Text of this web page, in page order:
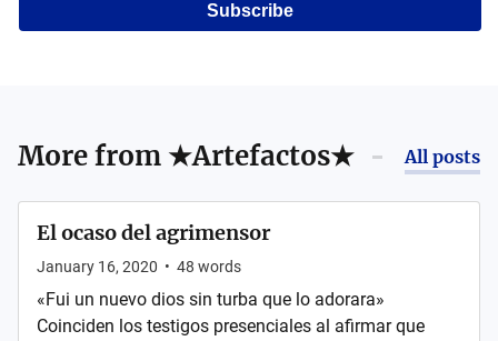
Subscribe
More from ★Artefactos★ All posts
El ocaso del agrimensor
January 16, 2020 • 48 words
«Fui un nuevo dios sin turba que lo adorara»
Coinciden los testigos presenciales al afirmar que